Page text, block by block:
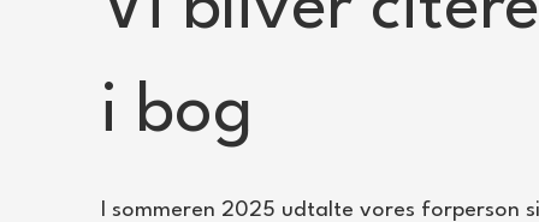
i bog
I sommeren 2025 udtalte vores forperson